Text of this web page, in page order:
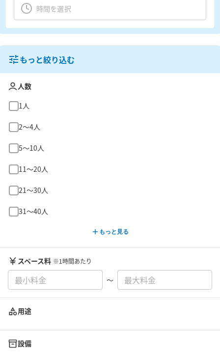
もっと絞り込む
人数
1人
2〜4人
5〜10人
11〜20人
21〜30人
31〜40人
もっと見る
スペース料 ※1時間あたり
〜
用途
設備